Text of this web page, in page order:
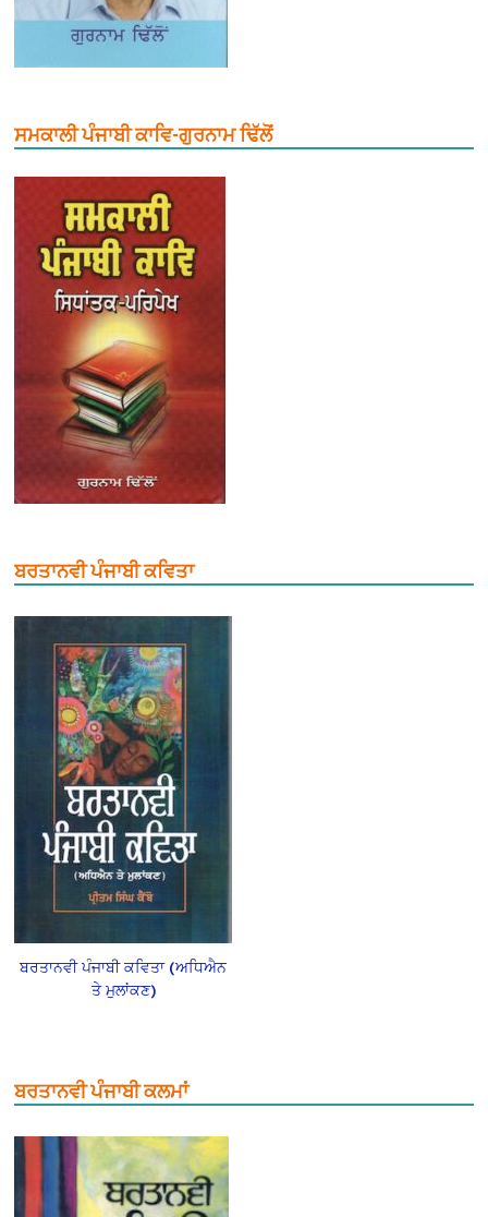
ਸਮਕਾਲੀ ਪੰਜਾਬੀ ਕਾਵਿ-ਗੁਰਨਾਮ ਢਿੱਲੋਂ
ਬਰਤਾਨਵੀ ਪੰਜਾਬੀ ਕਵਿਤਾ
ਬਰਤਾਨਵੀ ਪੰਜਾਬੀ ਕਵਿਤਾ (ਅਧਿਐਨ
ਤੇ ਮੁਲਾਂਕਣ)
ਬਰਤਾਨਵੀ ਪੰਜਾਬੀ ਕਲਮਾਂ